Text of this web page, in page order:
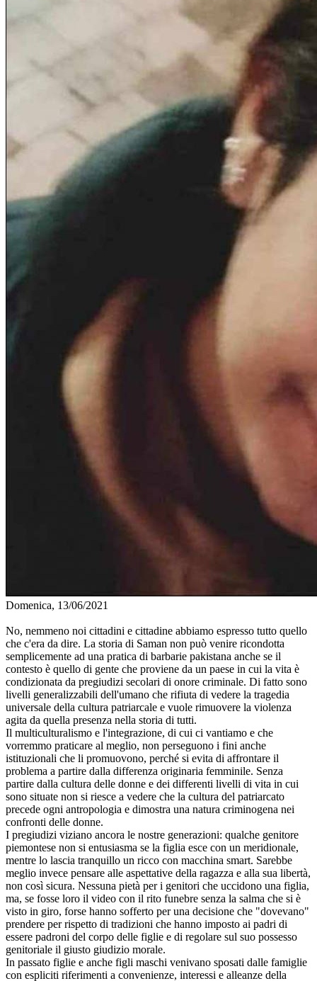
Domenica, 13/06/2021
No, nemmeno noi cittadini e cittadine abbiamo espresso tutto quello
che c'era da dire. La storia di Saman non può venire ricondotta
semplicemente ad una pratica di barbarie pakistana anche se il
contesto è quello di gente che proviene da un paese in cui la vita è
condizionata da pregiudizi secolari di onore criminale. Di fatto sono
livelli generalizzabili dell'umano che rifiuta di vedere la tragedia
universale della cultura patriarcale e vuole rimuovere la violenza
agita da quella presenza nella storia di tutti.
Il multiculturalismo e l'integrazione, di cui ci vantiamo e che
vorremmo praticare al meglio, non perseguono i fini anche
istituzionali che li promuovono, perché si evita di affrontare il
problema a partire dalla differenza originaria femminile. Senza
partire dalla cultura delle donne e dei differenti livelli di vita in cui
sono situate non si riesce a vedere che la cultura del patriarcato
precede ogni antropologia e dimostra una natura criminogena nei
confronti delle donne.
I pregiudizi viziano ancora le nostre generazioni: qualche genitore
piemontese non si entusiasma se la figlia esce con un meridionale,
mentre lo lascia tranquillo un ricco con macchina smart. Sarebbe
meglio invece pensare alle aspettative della ragazza e alla sua libertà,
non così sicura. Nessuna pietà per i genitori che uccidono una figlia,
ma, se fosse loro il video con il rito funebre senza la salma che si è
visto in giro, forse hanno sofferto per una decisione che "dovevano"
prendere per rispetto di tradizioni che hanno imposto ai padri di
essere padroni del corpo delle figlie e di regolare sul suo possesso
genitoriale il giusto giudizio morale.
In passato figlie e anche figli maschi venivano sposati dalle famiglie
con espliciti riferimenti a convenienze, interessi e alleanze della